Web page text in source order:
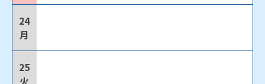
24
月
25